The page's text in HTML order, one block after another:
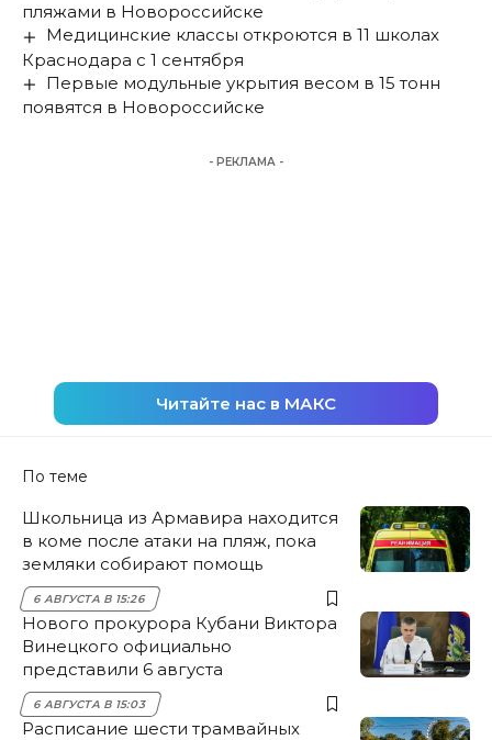
пляжами в Новороссийске
Медицинские классы откроются в 11 школах
Краснодара с 1 сентября
Первые модульные укрытия весом в 15 тонн
появятся в Новороссийске
- РЕКЛАМА -
Читайте нас в МАКС
По теме
Школьница из Армавира находится
в коме после атаки на пляж, пока
земляки собирают помощь
6 АВГУСТА В 15:26
Нового прокурора Кубани Виктора
Винецкого официально
представили 6 августа
6 АВГУСТА В 15:03
Расписание шести трамвайных